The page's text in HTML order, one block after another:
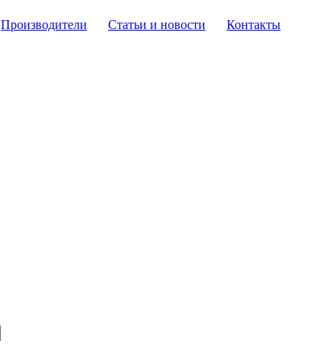
Производители Статьи и новости
Контакты